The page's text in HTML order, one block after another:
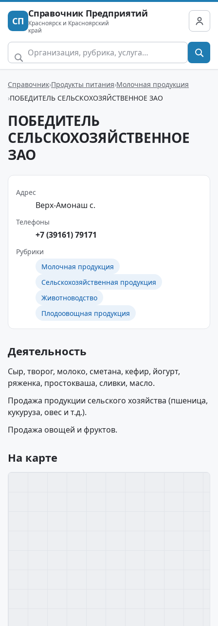
СП
Справочник Предприятий
Красноярск и Красноярский
край
Справочник Продукты питания Молочная продукция
ПОБЕДИТЕЛЬ СЕЛЬСКОХОЗЯЙСТВЕННОЕ ЗАО
ПОБЕДИТЕЛЬ
СЕЛЬСКОХОЗЯЙСТВЕННОЕ
ЗАО
Адрес
Верх-Амонаш с.
Телефоны
+7 (39161) 79171
Рубрики
Молочная продукция
Сельскохозяйственная продукция
Животноводство
Плодоовощная продукция
Деятельность
Сыр, творог, молоко, сметана, кефир, йогурт,
ряженка, простокваша, сливки, масло.
Продажа продукции сельского хозяйства (пшеница,
кукуруза, овес и т.д.).
Продажа овощей и фруктов.
На карте